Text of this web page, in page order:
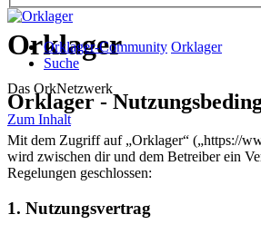
Orklager
Das OrkNetzwerk
Zum Inhalt
Orklager-Community Orklager
Suche
Orklager -
Mit dem Zugriff auf „Orklager“ („https://
wird zwischen dir und dem Betreiber ein
Regelungen geschlossen:
1. Nutzungsvertrag